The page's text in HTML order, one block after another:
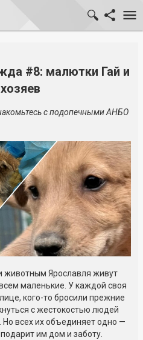
#8: малютки Гай и
с подопечными АНБО
животным Ярославля живут
маленькие. У каждой своя
кого-то бросили прежние
с жестокостью людей
всех их объединяет одно —
им дом и заботу.